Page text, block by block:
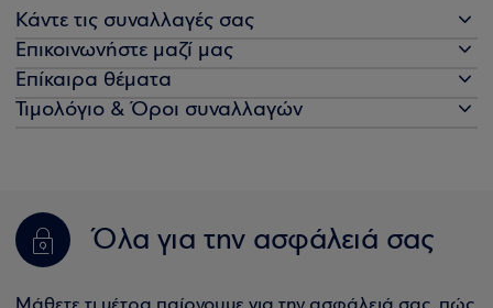
Κάντε τις συναλλαγές σας
Επικοινωνήστε μαζί μας
Επίκαιρα θέματα
Τιμολόγιο & Όροι συναλλαγών
Όλα για την ασφάλειά σας